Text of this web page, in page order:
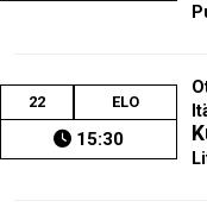
22 ELO
15:30